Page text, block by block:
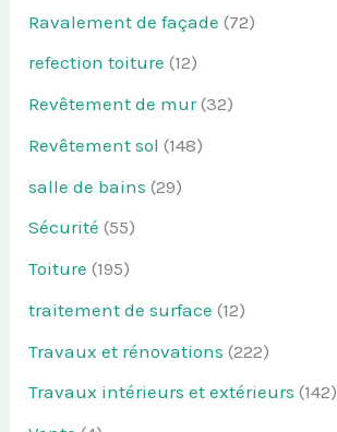
Ravalement de façade (72)
refection toiture (12)
Revêtement de mur(32)
Revêtement sol (148)
salle de bains (29)
Sécurité (55)
Toiture (195)
traitement de surface (12)
Travaux et rénovations (222)
Travaux intérieurs et extérieurs (142)